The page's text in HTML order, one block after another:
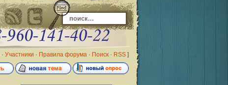
· Участники · Правила форума · Поиск · RSS ]